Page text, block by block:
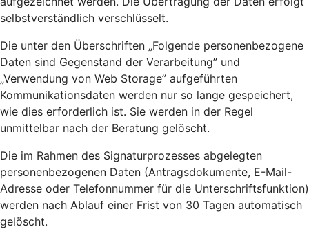
selbstverständlich verschlüsselt.
Die unter den Überschriften „Folgende personenbezogene
Daten sind Gegenstand der Verarbeitung” und
„Verwendung von Web Storage” aufgeführten
Kommunikationsdaten werden nur so lange gespeichert,
wie dies erforderlich ist. Sie werden in der Regel
unmittelbar nach der Beratung gelöscht.
Die im Rahmen des Signaturprozesses abgelegten
personenbezogenen Daten (Antragsdokumente, E-Mail-
Adresse oder Telefonnummer für die Unterschriftsfunktion)
werden nach Ablauf einer Frist von 30 Tagen automatisch
gelöscht.